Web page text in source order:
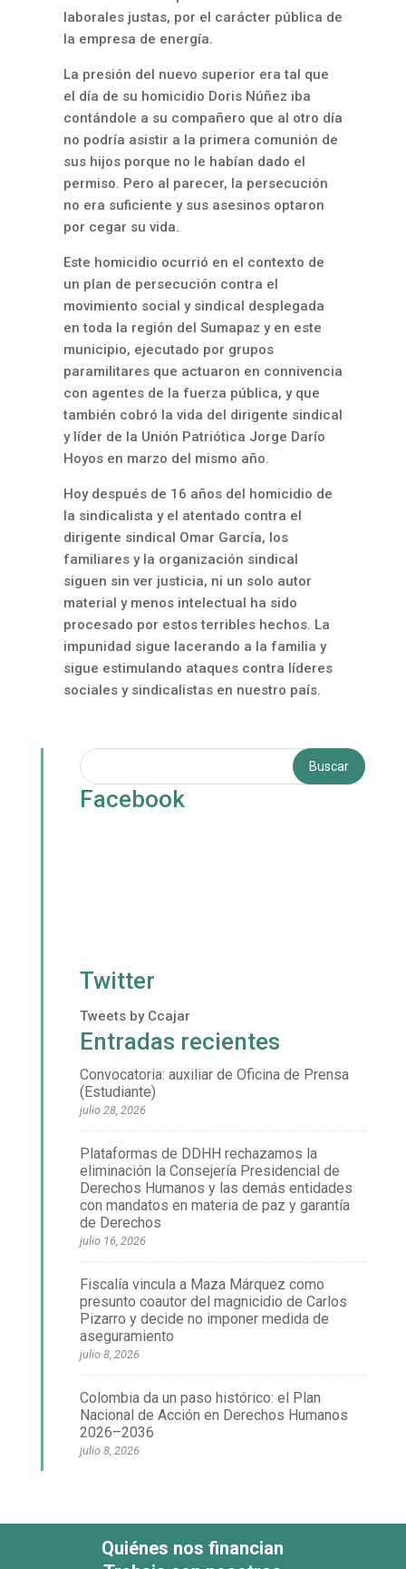
laborales justas, por el carácter pública de
la empresa de energía.
La presión del nuevo superior era tal que
el día de su homicidio Doris Núñez iba
contándole a su compañero que al otro día
no podría asistir a la primera comunión de
sus hijos porque no le habían dado el
permiso. Pero al parecer, la persecución
no era suficiente y sus asesinos optaron
por cegar su vida.
Este homicidio ocurrió en el contexto de
un plan de persecución contra el
movimiento social y sindical desplegada
en toda la región del Sumapaz y en este
municipio, ejecutado por grupos
paramilitares que actuaron en connivencia
con agentes de la fuerza pública, y que
también cobró la vida del dirigente sindical
y líder de la Unión Patriótica Jorge Darío
Hoyos en marzo del mismo año.
Hoy después de 16 años del homicidio de
la sindicalista y el atentado contra el
dirigente sindical Omar García, los
familiares y la organización sindical
siguen sin ver justicia, ni un solo autor
material y menos intelectual ha sido
procesado por estos terribles hechos. La
impunidad sigue lacerando a la familia y
sigue estimulando ataques contra líderes
sociales y sindicalistas en nuestro país.
Facebook
Twitter
Tweets by Ccajar
Entradas recientes
Convocatoria: auxiliar de Oficina de Prensa
(Estudiante)
julio 28, 2026
Plataformas de DDHH rechazamos la
eliminación la Consejería Presidencial de
Derechos Humanos y las demás entidades
con mandatos en materia de paz y garantía
de Derechos
julio 16, 2026
Fiscalía vincula a Maza Márquez como
presunto coautor del magnicidio de Carlos
Pizarro y decide no imponer medida de
aseguramiento
julio 8, 2026
Colombia da un paso histórico: el Plan
Nacional de Acción en Derechos Humanos
2026–2036
julio 8, 2026
Quiénes nos financian